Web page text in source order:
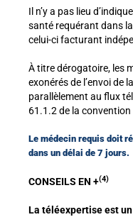
Il n’y a pas lieu
santé requérant dans
celui-ci facturant
À titre dérogatoire, les
exonérés de l’envoi de
parallèlement au flux
61.1.2 de la convention
Le médecin requis doit
dans un délai de 7 jours.
CONSEILS EN +(4)
La téléexpertise est